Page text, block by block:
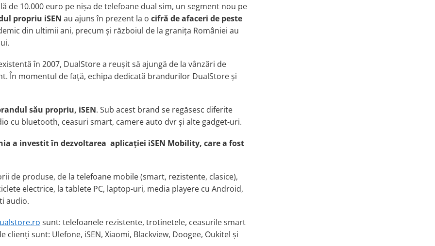
de 10.000 euro pe nișa de telefoane dual sim, un segment nou pe
propriu iSEN au ajuns în prezent la o cifră de afaceri de peste
din ultimii ani, precum și războiul de la granița României au
ă în 2007, DualStore a reușit să ajungă de la vânzări de
. În momentul de față, echipa dedicată brandurilor DualStore și
său propriu, iSEN. Sub acest brand se regăsesc diferite
cu bluetooth, ceasuri smart, camere auto dvrși alte gadget-uri.
a investit în dezvoltarea aplicației iSEN Mobility, care a fost
de produse, de la telefoane mobile (smart, rezistente, clasice),
electrice, la tablete PC, laptop-uri, media playere cu Android,
ti audio.
sunt: telefoanele rezistente, trotinetele, ceasurilesmart
clienți sunt: Ulefone, iSEN, Xiaomi, Blackview, Doogee, Oukitel și